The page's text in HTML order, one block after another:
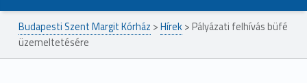
Budapesti Szent Margit Kórház >Hírek> Pályázati felhívás büfé
üzemeltetésére